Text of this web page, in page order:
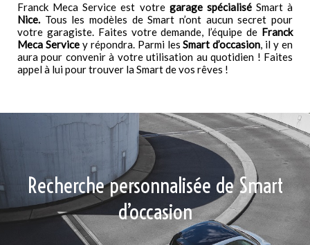
Franck Meca Service est votre garage spécialiséSmart à
Nice. Tous les modèles de Smart n’ont aucun secret pour
votre garagiste. Faites votre demande, l’équipe de Franck
Meca Servicey répondra. Parmi lesSmart d’occasion, il y en
aura pour convenir à votre utilisation au quotidien ! Faites
appel à lui pour trouver la Smart de vos rêves !
Recherche personnalisée de Smart
d’occasion